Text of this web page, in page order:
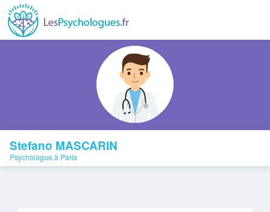
Stefano MASCARIN
Psychologue à Paris